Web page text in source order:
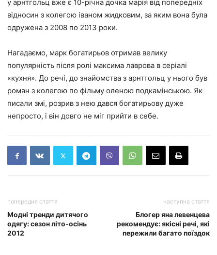
у арнтгольц вже є 10-річна дочка марія від попередніх
відносин з колегою іваном жидковим, за яким вона була
одружена з 2008 по 2013 роки.
Нагадаємо, марк богатирьов отримав велику
популярність після ролі максима лаврова в серіалі
«кухня». До речі, до знайомства з арнтгольц у нього був
роман з колегою по фільму оленою подкамінською. Як
писали змі, розрив з нею дався богатирьову дуже
непросто, і він довго не міг прийти в себе.
попередня стаття
Модні тренди дитячого
одягу: сезон літо-осінь
2012
наступна стаття
Блогер яна левенцева
рекомендує: якісні речі, які
пережили багато поїздок